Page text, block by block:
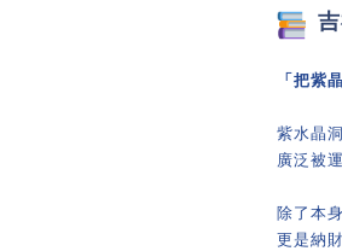
「把紫
紫水晶
廣泛被
除了本
更是納